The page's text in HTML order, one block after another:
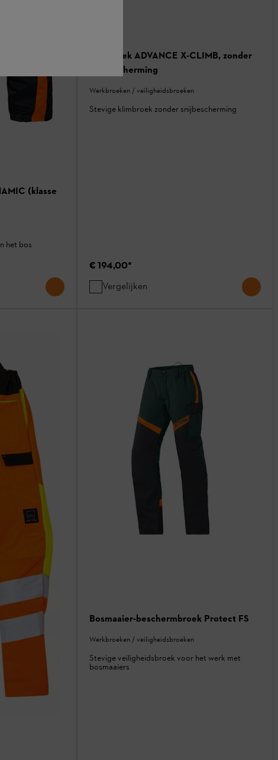
(klasse
het bos
Klimbroek ADVANCE X-CLIMB, zonder
snijbescherming
Werkbroeken / veiligheidsbroeken
Stevige klimbroek zonder snijbescherming
€ 194,00*
Vergelijken
Bosmaaier-beschermbroek Protect FS
Werkbroeken / veiligheidsbroeken
Stevige veiligheidsbroek voor het werk met
bosmaaiers